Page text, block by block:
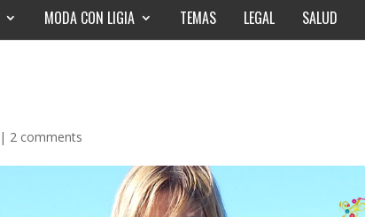
MODA CON LIGIA TEMAS LEGAL SALUD
| 2 comments